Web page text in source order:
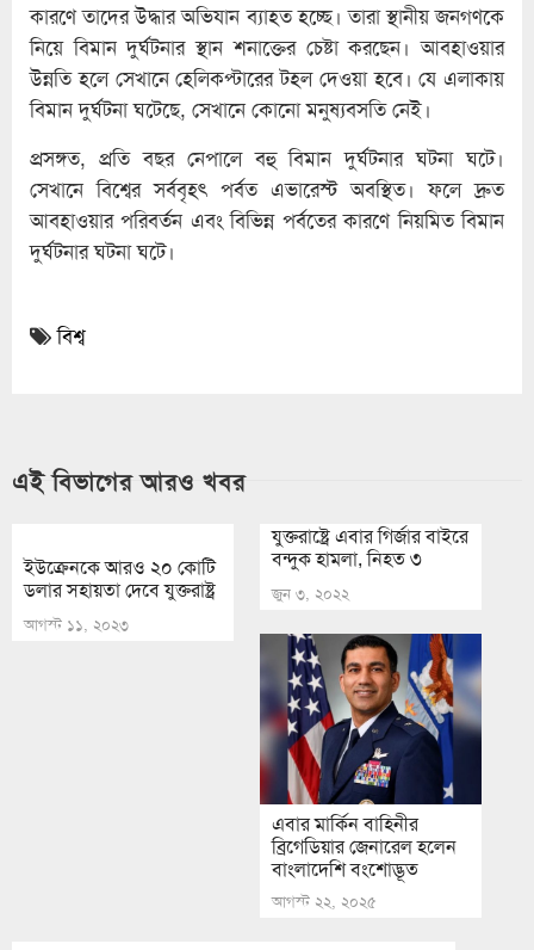
কারণে তাদের উদ্ধার অভিযান ব্যাহত হচ্ছে। তারা স্থানীয় জনগণকে
নিয়ে বিমান দুর্ঘটনার স্থান শনাক্তের চেষ্টা করছেন। আবহাওয়ার
উন্নতি হলে সেখানে হেলিকপ্টারের টহল দেওয়া হবে। যে এলাকায়
বিমান দুর্ঘটনা ঘটেছে, সেখানে কোনো মনুষ্যবসতি নেই।
প্রসঙ্গত, প্রতি বছর নেপালে বহু বিমান দুর্ঘটনার ঘটনা ঘটে।
সেখানে বিশ্বের সর্ববৃহৎ পর্বত এভারেস্ট অবস্থিত। ফলে দ্রুত
আবহাওয়ার পরিবর্তন এবং বিভিন্ন পর্বতের কারণে নিয়মিত বিমান
দুর্ঘটনার ঘটনা ঘটে।
বিশ্ব
এই বিভাগের আরও খবর
ইউক্রেনকে আরও ২০ কোটি
ডলার সহায়তা দেবে যুক্তরাষ্ট্র
আগস্ট ১১, ২০২৩
যুক্তরাষ্ট্রে এবার গির্জার বাইরে
বন্দুক হামলা, নিহত ৩
জুন ৩, ২০২২
এবার মার্কিন বাহিনীর
ব্রিগেডিয়ার জেনারেল হলেন
বাংলাদেশি বংশোদ্ভূত
আগস্ট ২২, ২০২৫